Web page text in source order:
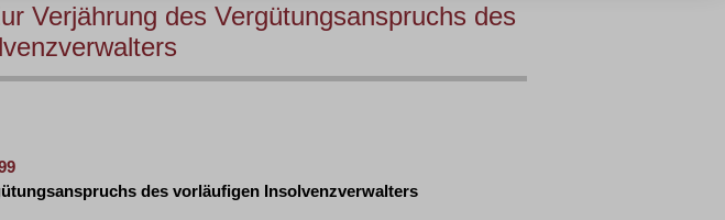
Verjährung des Vergütungsanspruchs des
des vorläufigen Insolvenzverwalters